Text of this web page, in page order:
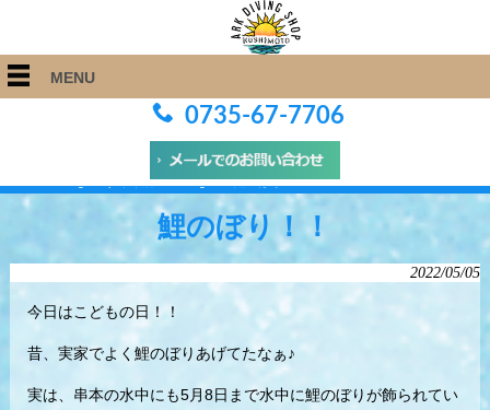
MENU
0735-67-7706
ARK Diving Shop 串本店 > Blog > 鯉のぼり！！
鯉のぼり！！
2022/05/05
今日はこどもの日！！
昔、実家でよく鯉のぼりあげてたなぁ♪
実は、串本の水中にも5月8日まで水中に鯉のぼりが飾られてい